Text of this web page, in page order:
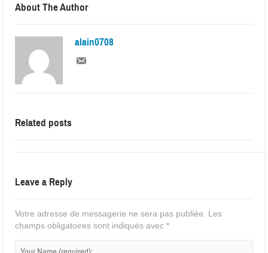
About The Author
alain0708
Related posts
Leave a Reply
Votre adresse de messagerie ne sera pas publiée.
Les
champs obligatoires sont indiqués avec*